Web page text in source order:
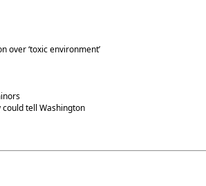
over ‘toxic environment’
could tell Washington